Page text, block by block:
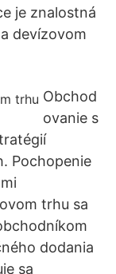
je znalostná
devízovom
Obchod
ovanie s
Pochopenie
trhu sa
dodania
sa